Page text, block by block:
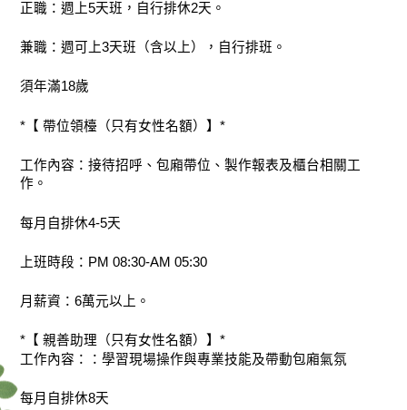
正職：週上5天班，自行排休2天。
兼職：週可上3天班（含以上），自行排班。
須年滿18歲
*【 帶位領檯（只有女性名額）】*
工作內容：接待招呼、包廂帶位、製作報表及櫃台相關工
作。
每月自排休4-5天
上班時段：PM 08:30-AM 05:30
月薪資：6萬元以上。
*【 親善助理（只有女性名額）】*
工作內容：：學習現場操作與專業技能及帶動包廂氣氛
每月自排休8天